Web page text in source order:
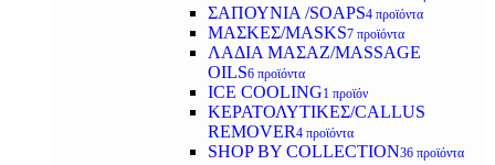
ΣΑΠΟΥΝΙΑ /SOAPS4 προϊόντα
ΜΑΣΚΕΣ/MASKS7 προϊόντα
ΛΑΔΙΑ ΜΑΣΑΖ/MASSAGE
OILS6 προϊόντα
ICE COOLING1 προϊόν
ΚΕΡΑΤΟΛΥΤΙΚΕΣ/CALLUS
REMOVER4 προϊόντα
SHOP BY COLLECTION36 προϊόντα